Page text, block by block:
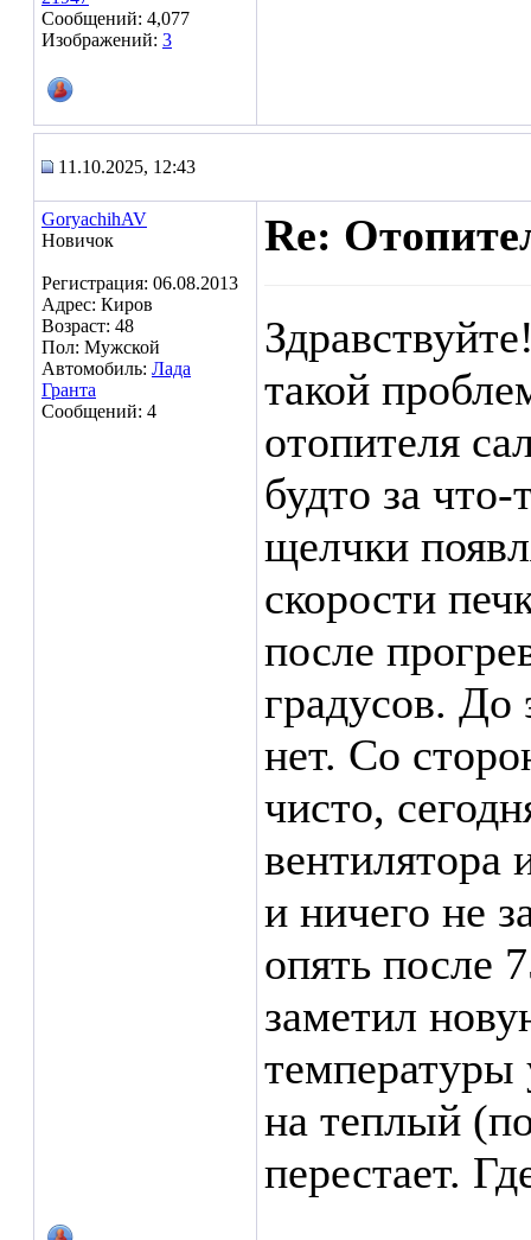
Сообщений: 4,077
Изображений: 3
11.10.2025, 12:43
GoryachihAV
Новичок
Регистрация: 06.08.2013
Адрес: Киров
Возраст: 48
Пол: Мужской
Автомобиль: Лада
Гранта
Сообщений: 4
Re:
такой
отопителя
будто за что-
щелчки
скорости
после
градусов. До
нет. Со
чисто,
вентилятора
и ничего не
опять после
заметил
температуры
на теплый
перестает.